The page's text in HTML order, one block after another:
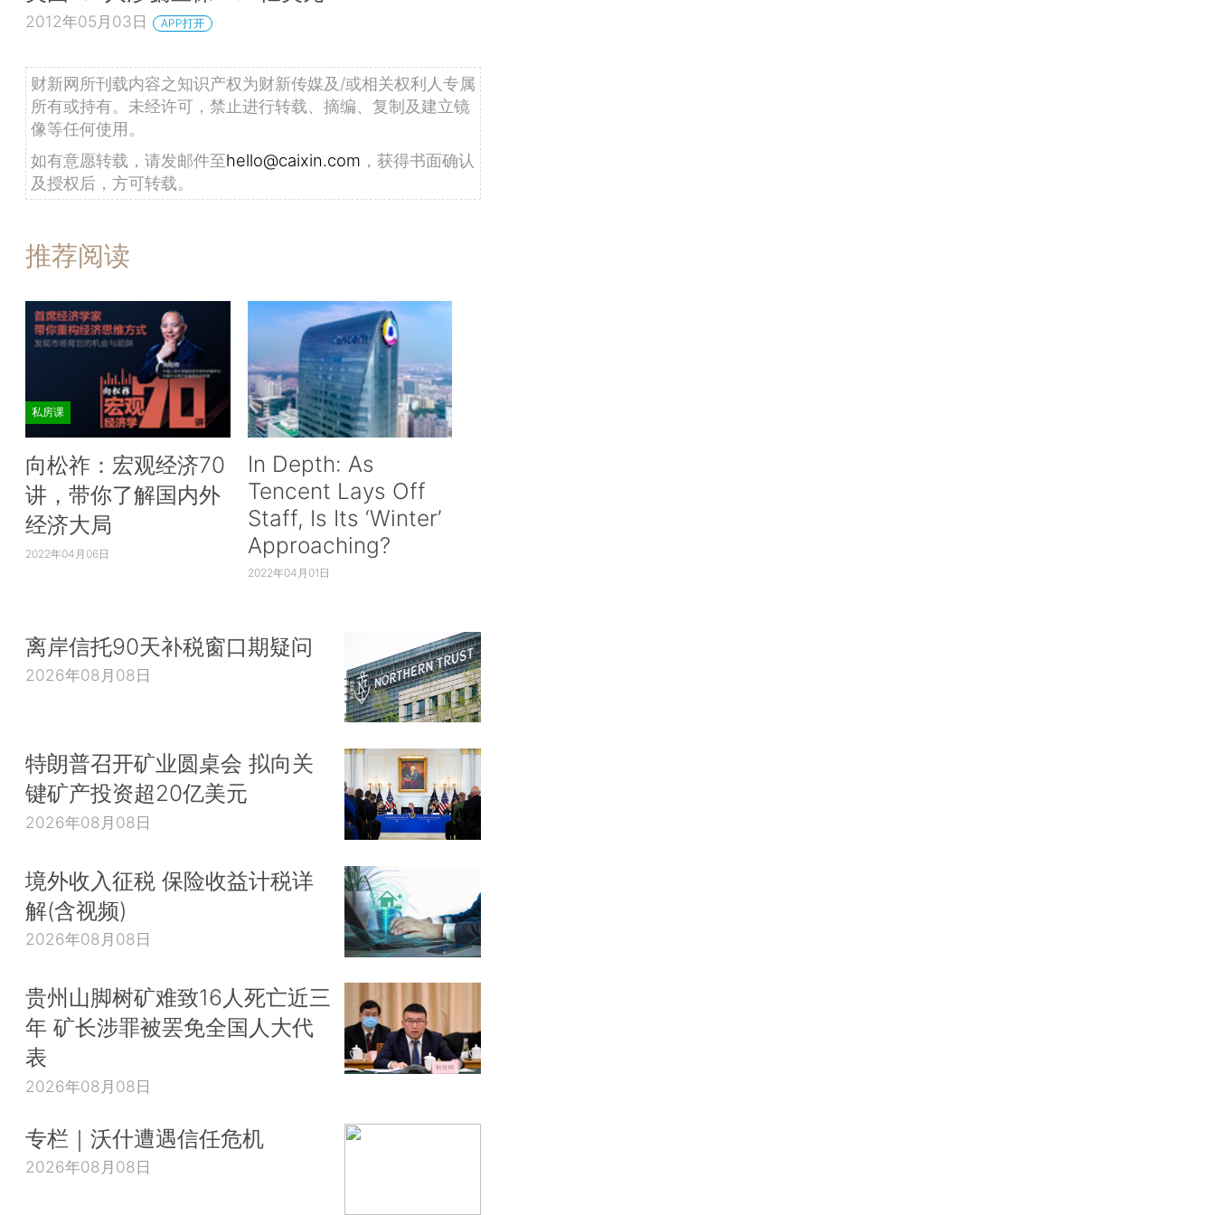
2012年05月03日 APP打开
财新网所刊载内容之知识产权为财新传媒及/或相关权利人专属
所有或持有。未经许可，禁止进行转载、摘编、复制及建立镜
像等任何使用。
如有意愿转载，请发邮件至hello@caixin.com ，获得书面确认
及授权后，方可转载。
推荐阅读
私房课
向松祚：宏观经济70
讲，带你了解国内外
经济大局
2022年04月06日
In Depth: As
Tencent Lays Off
Staff, Is Its ‘Winter’
Approaching?
2022年04月01日
离岸信托90天补税窗口期疑问
2026年08月08日
特朗普召开矿业圆桌会 拟向关
键矿产投资超20亿美元
2026年08月08日
境外收入征税 保险收益计税详
解(含视频)
2026年08月08日
贵州山脚树矿难致16人死亡近三
年 矿长涉罪被罢免全国人大代
表
2026年08月08日
专栏｜沃什遭遇信任危机
2026年08月08日